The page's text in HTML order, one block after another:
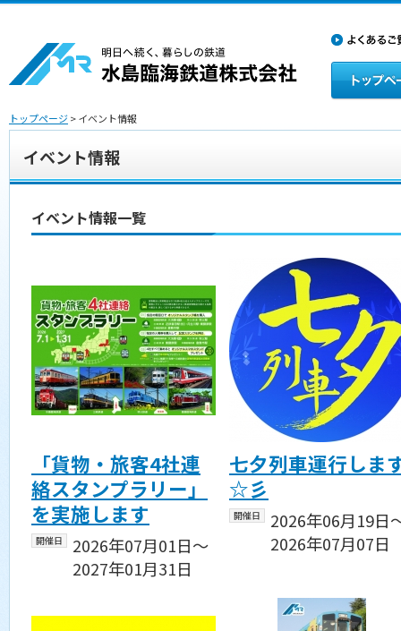
トップページ> イベント情報
イベント情報
イベント情報一覧
「貨物・旅客4社連
絡スタンプラリー」
を実施します
開催日
2026年07月01日〜
2027年01月31日
七夕列車運行しま
☆彡
開催日
2026年06月19日
2026年07月07日